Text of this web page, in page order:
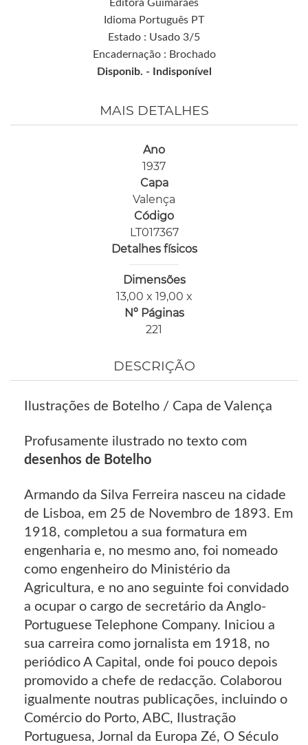
Editora Guimarães
Idioma Português PT
Estado : Usado 3/5
Encadernação : Brochado
Disponib. -
Indisponível
MAIS DETALHES
Ano
1937
Capa
Valença
Código
LT017367
Detalhes físicos
Dimensões
13,00 x 19,00 x
Nº Páginas
221
DESCRIÇÃO
Ilustrações de Botelho / Capa de Valença
Profusamente ilustrado no texto com
desenhos de Botelho
Armando da Silva Ferreira nasceu na cidade
de Lisboa, em 25 de Novembro de 1893. Em
1918, completou a sua formatura em
engenharia e, no mesmo ano, foi nomeado
como engenheiro do Ministério da
Agricultura, e no ano seguinte foi convidado
a ocupar o cargo de secretário da Anglo-
Portuguese Telephone Company. Iniciou a
sua carreira como jornalista em 1918, no
periódico A Capital, onde foi pouco depois
promovido a chefe de redacção. Colaborou
igualmente noutras publicações, incluindo o
Comércio do Porto, ABC, Ilustração
Portuguesa, Jornal da Europa Zé, O Século